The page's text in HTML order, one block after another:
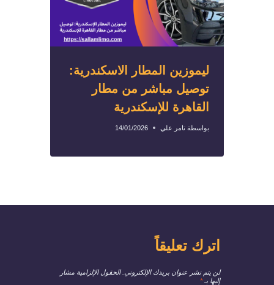
ليموزين المطار الاسكندرية:
توصيل مباشر من مطار
القاهرة للإسكندرية
بواسطة تامر علي 14/01/2026
اترك تعليقاً
لن يتم نشر عنوان بريدك الإلكتروني. الحقول الإلزامية مشار
إليها بـ*